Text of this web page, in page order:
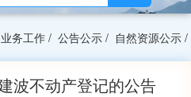
业务工作 / 公告公示 / 自然资源公示 /
波不动产登记的公告